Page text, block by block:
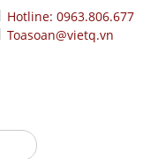
Hotline: 0963.806.677
Toasoan@vietq.vn